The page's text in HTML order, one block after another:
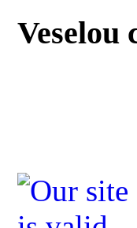
Veselou